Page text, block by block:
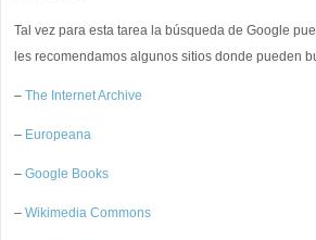
Tal vez para esta tarea la búsqueda de Google
les recomendamos algunos sitios donde pueden
– The Internet Archive
– Europeana
– Google Books
– Wikimedia Commons